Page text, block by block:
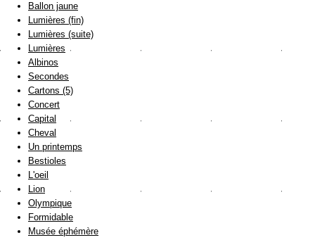
Ballon jaune
Lumières (fin)
Lumières (suite)
Lumières
Albinos
Secondes
Cartons (5)
Concert
Capital
Cheval
Un printemps
Bestioles
L'oeil
Lion
Olympique
Formidable
Musée éphémère